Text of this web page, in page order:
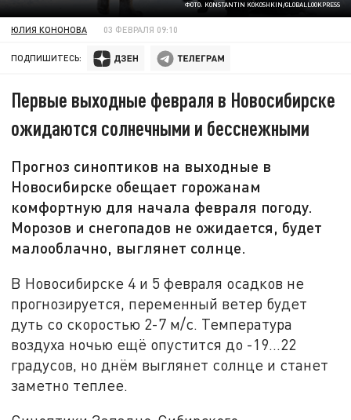
ФОТО: KONSTANTIN KOKOSHKIN/GLOBALLOOKPRESS
ЮЛИЯ КОНОНОВА 03 ФЕВРАЛЯ 09:10
ПОДПИШИТЕСЬ:
Первые выходные февраля в Новосибирске
ожидаются солнечными и бесснежными
Прогноз синоптиков на выходные в
Новосибирске обещает горожанам
комфортную для начала февраля погоду.
Морозов и снегопадов не ожидается, будет
малооблачно, выглянет солнце.
В Новосибирске 4 и 5 февраля осадков не
прогнозируется, переменный ветер будет
дуть со скоростью 2-7 м/с. Температура
воздуха ночью ещё опустится до -19...22
градусов, но днём выглянет солнце и станет
заметно теплее.